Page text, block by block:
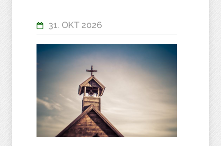
31. OKT 2026